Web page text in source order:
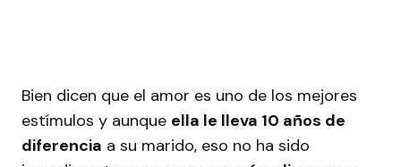
Bien dicen que el amor es uno de los mejores
estímulos y aunque ella le lleva 10 años de
diferencia a su marido, eso no ha sido